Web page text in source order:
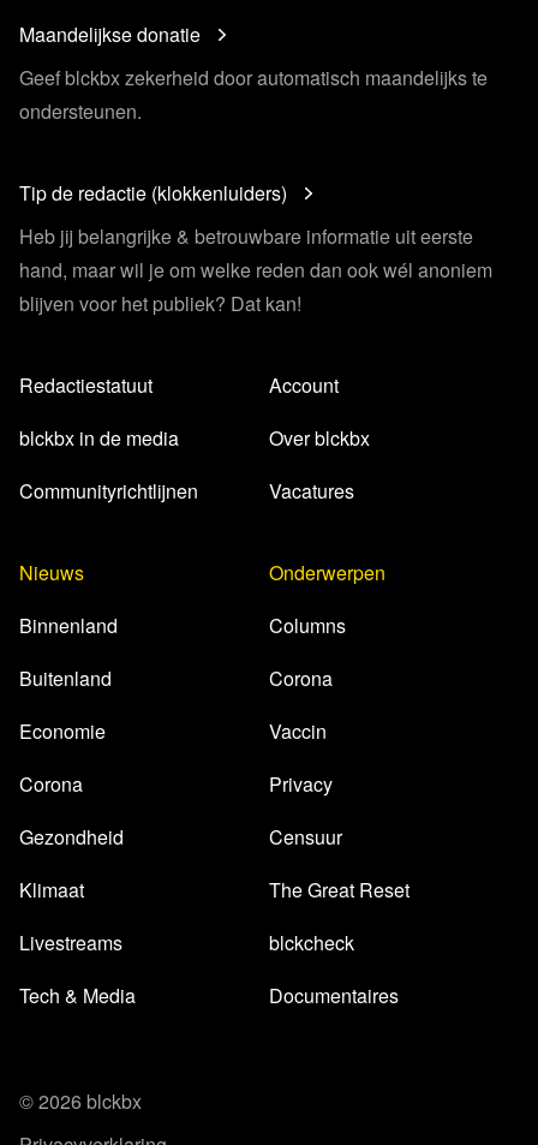
Maandelijkse donatie
Geef blckbx zekerheid door automatisch maandelijks te
ondersteunen.
Tip de redactie (klokkenluiders)
Heb jij belangrijke & betrouwbare informatie uit eerste
hand, maar wil je om welke reden dan ook wél anoniem
blijven voor het publiek? Dat kan!
Redactiestatuut
blckbx in de media
Communityrichtlijnen
Account
Over blckbx
Vacatures
Nieuws
Binnenland
Buitenland
Economie
Corona
Gezondheid
Klimaat
Livestreams
Tech & Media
Onderwerpen
Columns
Corona
Vaccin
Privacy
Censuur
The Great Reset
blckcheck
Documentaires
© 2026 blckbx